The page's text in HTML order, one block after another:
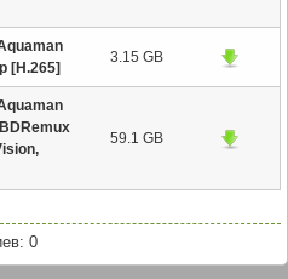
[H.265]
3.15 GB
59.1 GB
0